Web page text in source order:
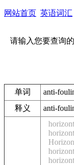
网站首页 英语词汇
请输入您要查询
单词
anti-
释义
anti-